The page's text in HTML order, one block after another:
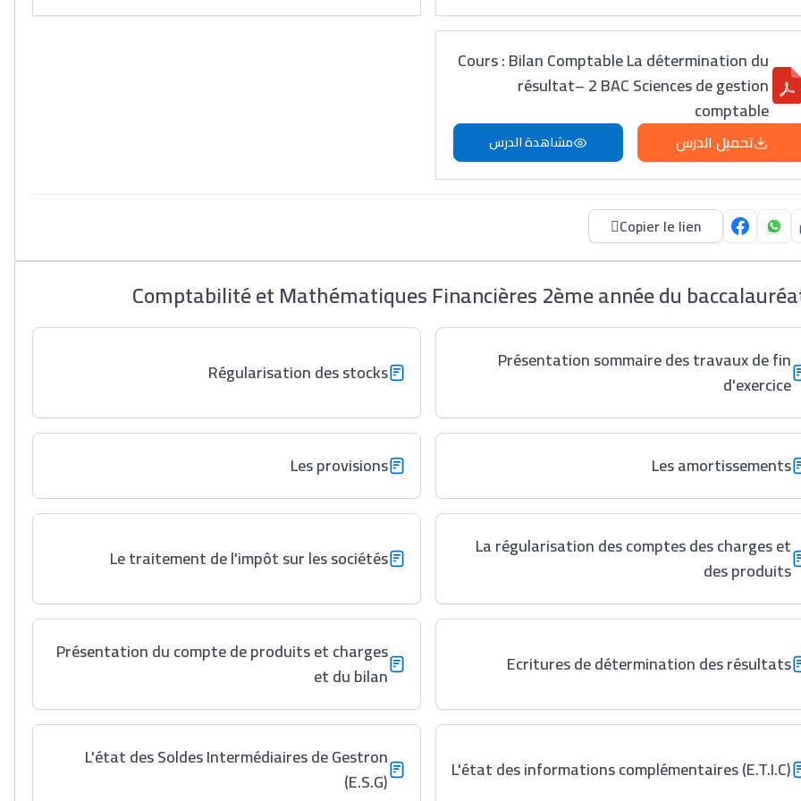
Cours : Bilan Comptable La détermination du
résultat– 2 BAC Sciences de gestion
comptable
تحميل الدرس مشاهدة الدرس
Copier le lien
Comptabilité et Mathématiques Financières 2ème année du
Présentation sommaire des travaux de fin
d'exercice
Régularisation des stocks
Les amortissements
Les provisions
La régularisation des comptes des charges et
des produits
Le traitement de l'impôt sur les sociétés
Ecritures de détermination des résultats
Présentation du compte de produits et charges
et du bilan
L'état des informations complémentaires (E.T.I.C)
L'état des Soldes Intermédiaires de Gestron
(E.S.G)